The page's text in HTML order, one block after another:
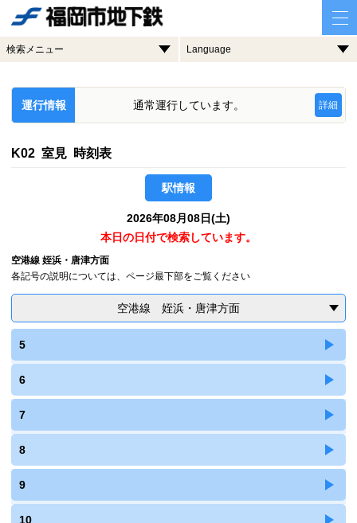
検索メニュー Language
運行情報 通常運行しています。 詳細
K02 室見 時刻表
駅情報
2026年08月08日(土)
本日の日付で検索しています。
空港線 姪浜・唐津方面
各記号の説明については、ページ最下部をご覧ください
空港線 姪浜・唐津方面
5
6
7
8
9
10